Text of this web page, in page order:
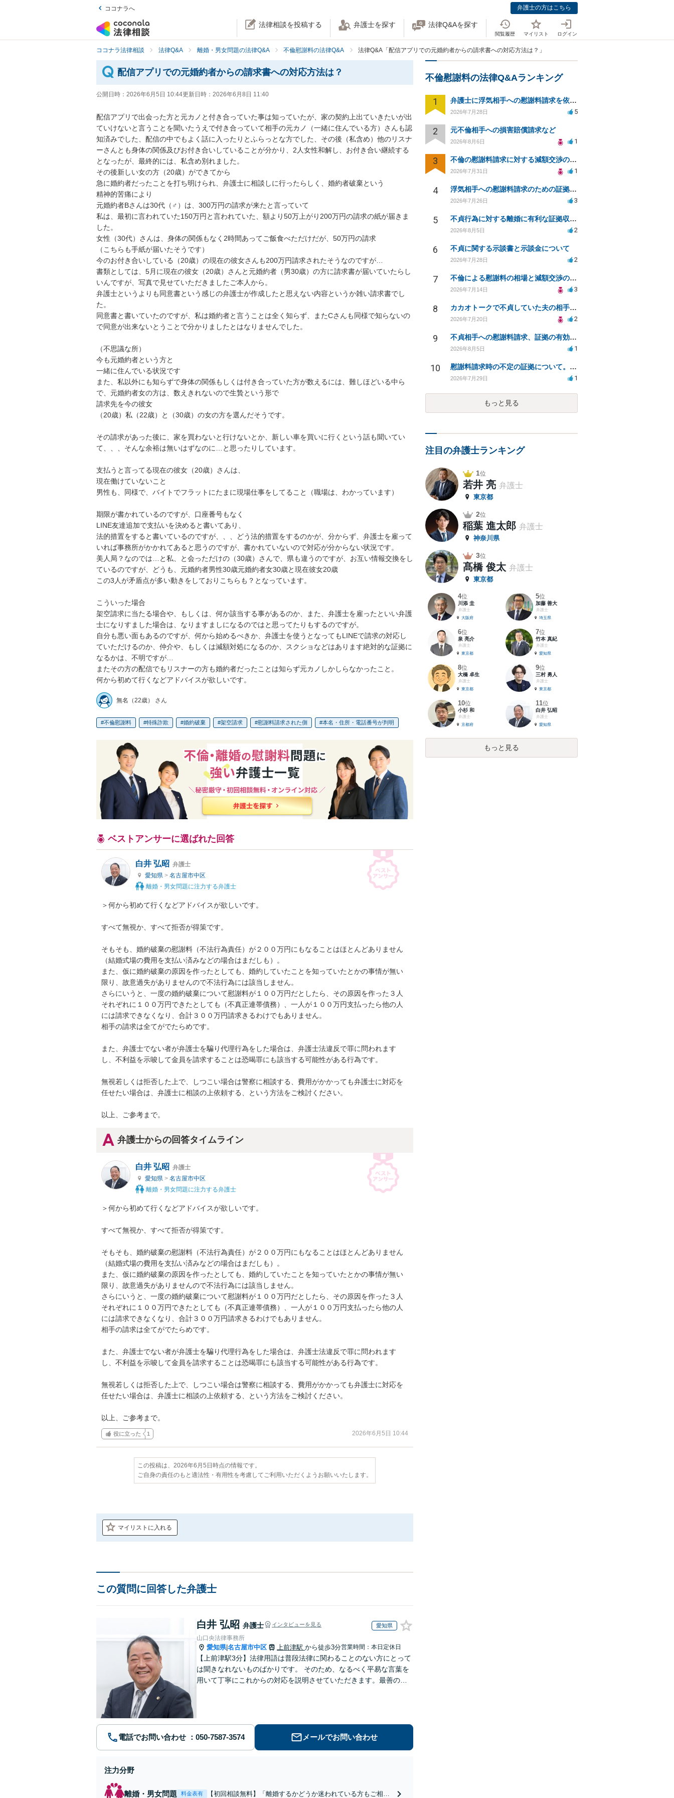
ココナラへ 弁護士の方はこちら
法律相談を投稿する 弁護士を探す 法律Q&Aを探す
閲覧履歴 マイリスト ログイン
ココナラ法律相談 法律Q&A 離婚・男女問題の法律Q&A 不倫慰謝料の法律Q&A 法律Q&A「配信アプリでの元婚約者からの請求書への対応方法は？」
配信アプリでの元婚約者からの請求書への対応方法は？
公開日時： 2026年6月5日 10:44更新日時： 2026年6月8日 11:40
配信アプリで出会った方と元カノと付き合っていた事は知っていたが、家の契約上出ていきたいが出
ていけないと言うことを聞いたうえで付き合っていて相手の元カノ（一緒に住んでいる方）さんも認
知済みでした、配信の中でもよく話に入ったりとふらっとな方でした、その後（私含め）他のリスナ
ーさんとも身体の関係及びお付き合いしていることが分かり、2人女性和解し、お付き合い継続する
となったが、最終的には、私含め別れました。
その後新しい女の方（20歳）ができてから
急に婚約者だったことを打ち明けられ、弁護士に相談しに行ったらしく、婚約者破棄という
精神的苦痛により
元婚約者Bさんは30代（♂）は、300万円の請求が来たと言っていて
私は、最初に言われていた150万円と言われていた、額より50万上がり200万円の請求の紙が届きま
した。
女性（30代）さんは、身体の関係もなく2時間あってご飯食べただけだが、50万円の請求
（こちらも手紙が届いたそうです）
今のお付き合いしている（20歳）の現在の彼女さんも200万円請求されたそうなのですが…
書類としては、5月に現在の彼女（20歳）さんと元婚約者（男30歳）の方に請求書が届いていたらし
いんですが、写真で見せていただきましたご本人から。
弁護士というよりも同意書という感じの弁護士が作成したと思えない内容というか雑い請求書でし
た。
同意書と書いていたのですが、私は婚約者と言うことは全く知らず、またCさんも同様で知らないの
で同意が出来ないとうことで分かりましたとはなりませんでした。
（不思議な所）
今も元婚約者という方と
一緒に住んでいる状況です
また、私以外にも知らずで身体の関係もしくは付き合っていた方が数えるには、難しほどいる中ら
で、元婚約者女の方は、数えきれないので生贄という形で
請求先を今の彼女
（20歳）私（22歳）と（30歳）の女の方を選んだそうです。
その請求があった後に、家を買わないと行けないとか、新しい車を買いに行くという話も聞いてい
て、、、そんな余裕は無いはずなのに…と思ったりしています。
支払うと言ってる現在の彼女（20歳）さんは、
現在働けていないこと
男性も、同様で、バイトでフラットにたまに現場仕事をしてること（職場は、わかっています）
期限が書かれているのですが、口座番号もなく
LINE友達追加で支払いを決めると書いてあり、
法的措置をすると書いているのですが、、、どう法的措置をするのかが、分からず、弁護士を雇って
いれば事務所がかかれてあると思うのですが、書かれていないので対応が分からない状況です。
美人局？なのでは…と私、と会っただけの（30歳）さんで、県も違うのですが、お互い情報交換をし
ているのですが、どうも、元婚約者男性30歳元婚約者女30歳と現在彼女20歳
この3人が矛盾点が多い動きをしておりこちらも？となっています。
こういった場合
架空請求に当たる場合や、もしくは、何か該当する事があるのか、また、弁護士を雇ったといい弁護
士になりすました場合は、なりますましになるのではと思ってたりもするのですが。
自分も悪い面もあるのですが、何から始めるべきか、弁護士を使うとなってもLINEで請求の対応し
ていただけるのか、仲介や、もしくは減額対処になるのか、スクショなどはあります絶対的な証拠に
なるかは、不明ですが…
またその方の配信でもリスナーの方も婚約者だったことは知らず元カノしかしらなかったこと。
何から初めて行くなどアドバイスが欲しいです。
無名（22歳） さん
不倫慰謝料 特殊詐欺 婚約破棄 架空請求 慰謝料請求された側 本名・住所・電話番号が判明
ベストアンサーに選ばれた回答
白井 弘昭 弁護士
愛知県 > 名古屋市中区
離婚・男女問題に注力する弁護士
＞何から初めて行くなどアドバイスが欲しいです。
すべて無視か、すべて拒否が得策です。
そもそも、婚約破棄の慰謝料（不法行為責任）が２００万円にもなることはほとんどありません
（結婚式場の費用を支払い済みなどの場合はまだしも）。
また、仮に婚約破棄の原因を作ったとしても、婚約していたことを知っていたとかの事情が無い
限り、故意過失がありませんので不法行為には該当しません。
さらにいうと、一度の婚約破棄について慰謝料が１００万円だとしたら、その原因を作った３人
それぞれに１００万円できたとしても（不真正連帯債務）、一人が１００万円支払ったら他の人
には請求できなくなり、合計３００万円請求きるわけでもありません。
相手の請求は全てがでたらめです。
また、弁護士でない者が弁護士を騙り代理行為をした場合は、弁護士法違反で罪に問われます
し、不利益を示唆して金員を請求することは恐喝罪にも該当する可能性がある行為です。
無視若しくは拒否した上で、しつこい場合は警察に相談する、費用がかかっても弁護士に対応を
任せたい場合は、弁護士に相談の上依頼する、という方法をご検討ください。
以上、ご参考まで。
弁護士からの回答タイムライン
白井 弘昭 弁護士
愛知県 > 名古屋市中区
離婚・男女問題に注力する弁護士
＞何から初めて行くなどアドバイスが欲しいです。
すべて無視か、すべて拒否が得策です。
そもそも、婚約破棄の慰謝料（不法行為責任）が２００万円にもなることはほとんどありません
（結婚式場の費用を支払い済みなどの場合はまだしも）。
また、仮に婚約破棄の原因を作ったとしても、婚約していたことを知っていたとかの事情が無い
限り、故意過失がありませんので不法行為には該当しません。
さらにいうと、一度の婚約破棄について慰謝料が１００万円だとしたら、その原因を作った３人
それぞれに１００万円できたとしても（不真正連帯債務）、一人が１００万円支払ったら他の人
には請求できなくなり、合計３００万円請求きるわけでもありません。
相手の請求は全てがでたらめです。
また、弁護士でない者が弁護士を騙り代理行為をした場合は、弁護士法違反で罪に問われます
し、不利益を示唆して金員を請求することは恐喝罪にも該当する可能性がある行為です。
無視若しくは拒否した上で、しつこい場合は警察に相談する、費用がかかっても弁護士に対応を
任せたい場合は、弁護士に相談の上依頼する、という方法をご検討ください。
以上、ご参考まで。
役に立った 1 2026年6月5日 10:44
この投稿は、2026年6月5日時点の情報です。
ご自身の責任のもと適法性・有用性を考慮してご利用いただくようお願いいたします。
マイリストに入れる
この質問に回答した弁護士
白井 弘昭 弁護士 インタビューを見る 愛知県
山口央法律事務所
愛知県|名古屋市中区 上前津駅 から徒歩3分営業時間：本日定休日
【上前津駅3分】法律用語は普段法律に関わることのない方にとって
は聞きなれないものばかりです。 そのため、なるべく平易な言葉を
用いて丁寧にこれからの対応を説明させていただきます。最善の解
電話でお問い合わせ メールでお問い合わせ
注力分野
離婚・男女問題 料金表有 【初回相談無料】「離婚するかどうか迷われている方もご相談
不倫慰謝料の法律Q&Aランキング
1 弁護士に浮気相手への慰謝料請求を依頼する費用相場は？
2026年7月28日 5
2 元不倫相手への損害賠償請求など
2026年8月6日 1
3 不倫の慰謝料請求に対する減額交渉の可能性と対策
2026年7月31日 1
4 浮気相手への慰謝料請求のための証拠集めと探偵選び
2026年7月26日 3
5 不貞行為に対する離婚に有利な証拠収集方法と法的手続きについて
2026年8月5日 2
6 不貞に関する示談書と示談金について
2026年7月28日 2
7 不倫による慰謝料の相場と減額交渉の可能性について
2026年7月14日 3
8 カカオトークで不貞していた夫の相手を特定したい
2026年7月20日 2
9 不貞相手への慰謝料請求、証拠の有効性と対応方法は？
2026年8月5日 1
10 慰謝料請求時の不定の証拠について。効力があるのか知りたい。
2026年7月29日 1
もっと見る
注目の弁護士ランキング
1位
若井 亮 弁護士
東京都
2位
稲葉 進太郎 弁護士
神奈川県
3位
髙橋 俊太 弁護士
東京都
4位
川添 圭
弁護士
大阪府
5位
加藤 善大
弁護士
埼玉県
6位
泉 亮介
弁護士
東京都
7位
竹本 真紀
弁護士
愛知県
8位
大橋 卓生
弁護士
東京都
9位
三村 勇人
弁護士
東京都
10位
小杉 和
弁護士
京都府
11位
白井 弘昭
弁護士
愛知県
もっと見る